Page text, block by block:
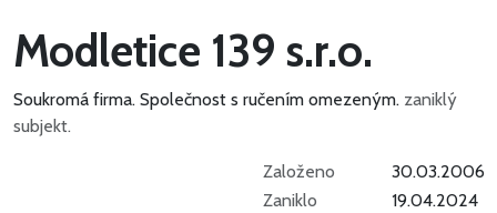
Modletice 139 s.r.o.
Soukromá firma. Společnost s ručením omezeným. zaniklý
subjekt.
Založeno
30.03.2006
Zaniklo
19.04.2024